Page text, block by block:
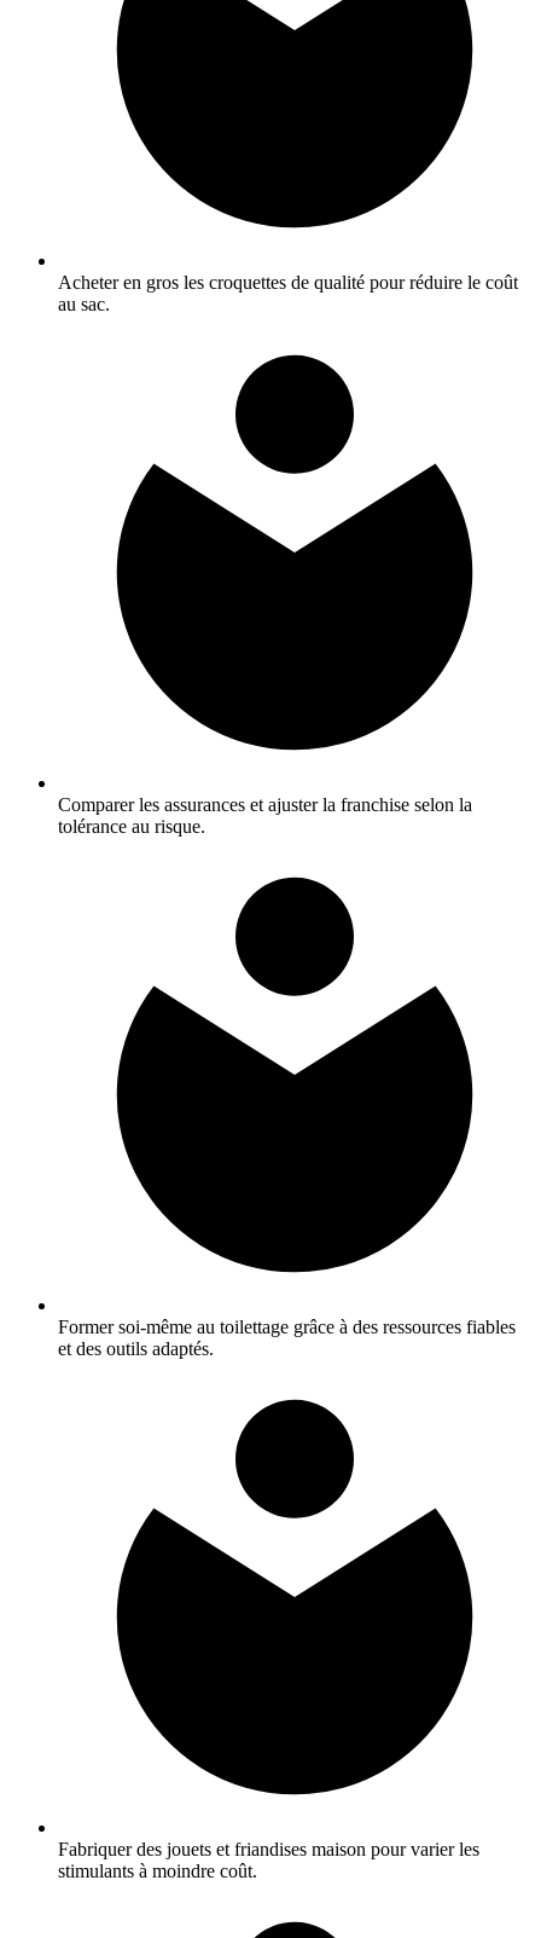
Acheter en gros les croquettes de qualité pour réduire le coût
au sac.
Comparer les assurances et ajuster la franchise selon la
tolérance au risque.
Former soi‑même au toilettage grâce à des ressources fiables
et des outils adaptés.
Fabriquer des jouets et friandises maison pour varier les
stimulants à moindre coût.